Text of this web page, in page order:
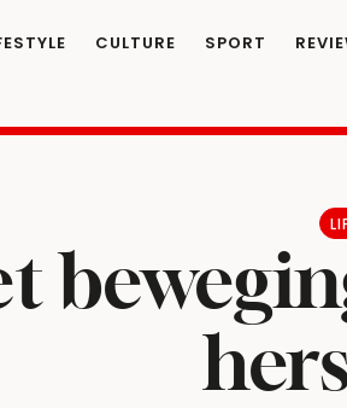
CULTURE SPORT